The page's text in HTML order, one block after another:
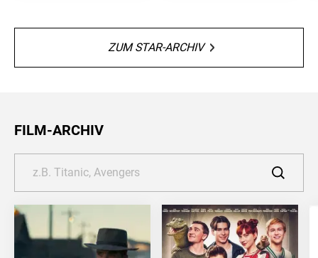
ZUM STAR-ARCHIV
FILM-ARCHIV